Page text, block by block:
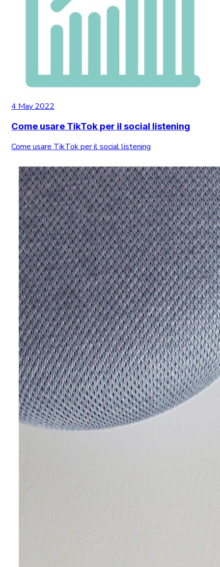
4 May 2022
Come usare TikTok per il social listening
Come usare TikTok per il social listening